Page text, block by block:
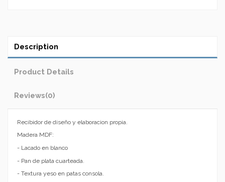
Description
Product Details
Reviews(0)
Recibidor de diseño y elaboracion propia.
Madera MDF:
- Lacado en blanco
- Pan de plata cuarteada.
- Textura yeso en patas consola.